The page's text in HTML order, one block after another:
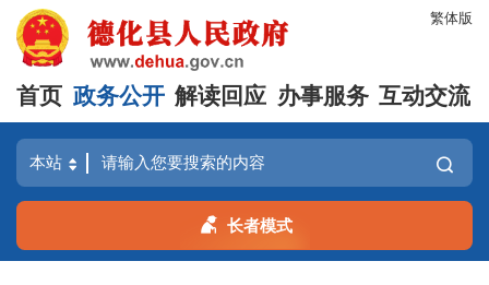
繁体版
首页 政务公开 解读回应 办事服务 互动交流
长者模式